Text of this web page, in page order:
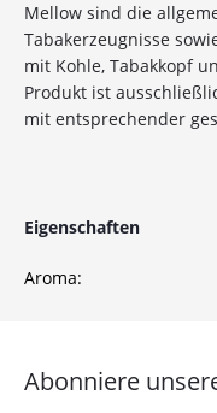
Mellow sind die
Tabakerzeugnisse
mit Kohle, Tabakkopf
Produkt ist
mit entsprechender
Eigenschaften
Aroma:
Sichere dir jetzt
bei
Nutze unseren
deiner nächsten
Entdecke eine
*Gilt nicht für
Kenntnis
Abonniere